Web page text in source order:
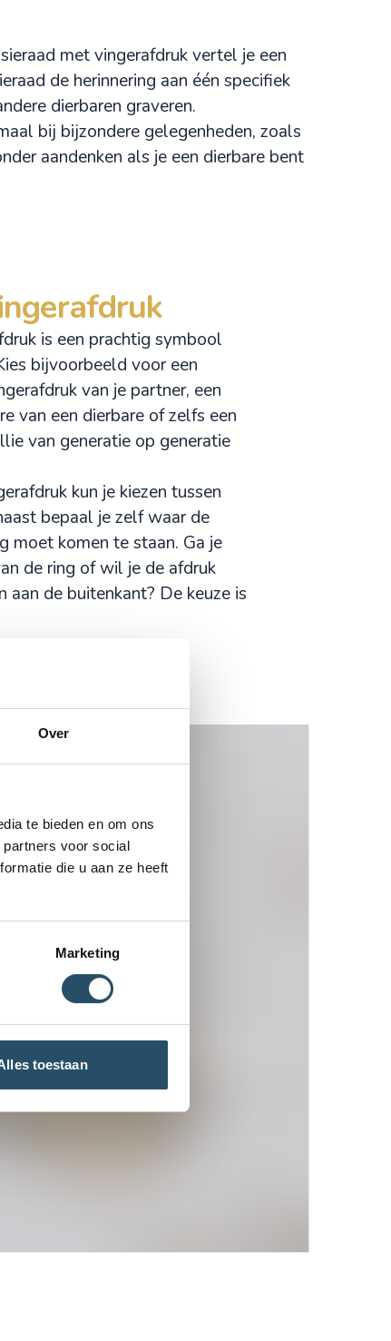
Over
te bieden en om ons
voor social
die u aan ze heeft
Marketing
toestaan
met vingerafdruk vertel je een
de herinnering aan één specifiek
dierbaren graveren.
bij bijzondere gelegenheden, zoals
aandenken als je een dierbare bent
is een prachtig symbool
bijvoorbeeld voor een
van je partner, een
van een dierbare of zelfs een
van generatie op generatie
kun je kiezen tussen
bepaal je zelf waar de
moet komen te staan. Ga je
de ring of wil je de afdruk
aan de buitenkant? De keuze is